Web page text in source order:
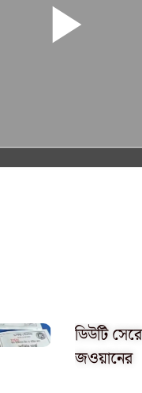
ডিউটি
জওয়ানের